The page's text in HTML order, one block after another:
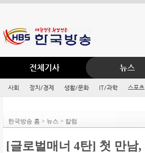
전체기사 뉴스
사회 정치/경제 생활/문화 IT/과학 스포츠
한국방송 홈 > 뉴스 > 칼럼
[글로벌매너 4탄] 첫 만남,